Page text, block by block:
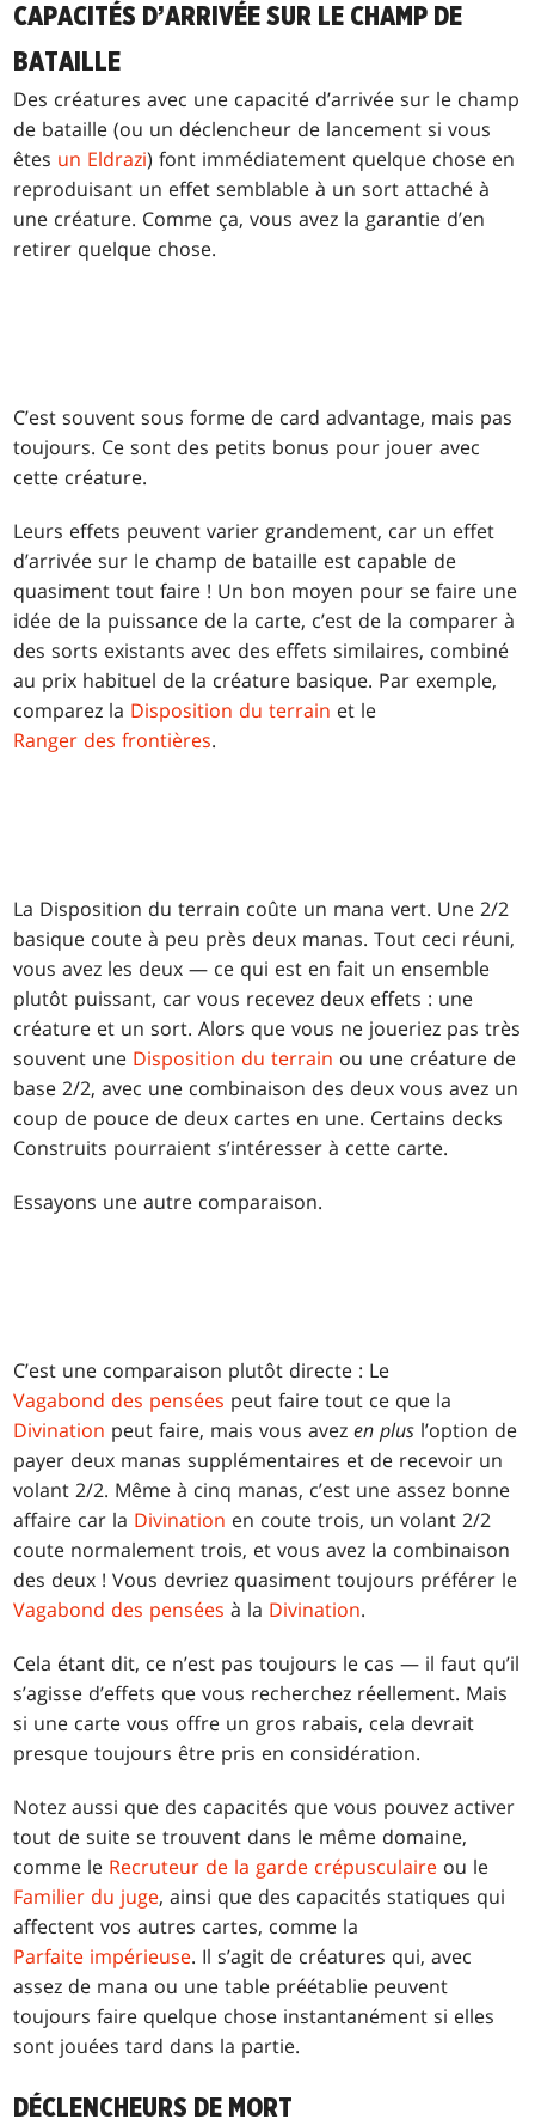
CAPACITÉS D’ARRIVÉE SUR LE CHAMP DE
BATAILLE
Des créatures avec une capacité d’arrivée sur le champ
de bataille (ou un déclencheur de lancement si vous
êtes un Eldrazi) font immédiatement quelque chose en
reproduisant un effet semblable à un sort attaché à
une créature. Comme ça, vous avez la garantie d’en
retirer quelque chose.
C’est souvent sous forme de card advantage, mais pas
toujours. Ce sont des petits bonus pour jouer avec
cette créature.
Leurs effets peuvent varier grandement, car un effet
d’arrivée sur le champ de bataille est capable de
quasiment tout faire ! Un bon moyen pour se faire une
idée de la puissance de la carte, c’est de la comparer à
des sorts existants avec des effets similaires, combiné
au prix habituel de la créature basique. Par exemple,
comparez la Disposition du terrain et le
Ranger des frontières.
La Disposition du terrain coûte un mana vert. Une 2/2
basique coute à peu près deux manas. Tout ceci réuni,
vous avez les deux — ce qui est en fait un ensemble
plutôt puissant, car vous recevez deux effets : une
créature et un sort. Alors que vous ne joueriez pas très
souvent une Disposition du terrain ou une créature de
base 2/2, avec une combinaison des deux vous avez un
coup de pouce de deux cartes en une. Certains decks
Construits pourraient s’intéresser à cette carte.
Essayons une autre comparaison.
C’est une comparaison plutôt directe : Le
Vagabond des pensées peut faire tout ce que la
Divination peut faire, mais vous avezen plus l’option de
payer deux manas supplémentaires et de recevoir un
volant 2/2. Même à cinq manas, c’est une assez bonne
affaire car la Divination en coute trois, un volant 2/2
coute normalement trois, et vous avez la combinaison
des deux ! Vous devriez quasiment toujours préférer le
Vagabond des pensées à la Divination.
Cela étant dit, ce n’est pas toujours le cas — il faut qu’il
s’agisse d’effets que vous recherchez réellement. Mais
si une carte vous offre un gros rabais, cela devrait
presque toujours être pris en considération.
Notez aussi que des capacités que vous pouvez activer
tout de suite se trouvent dans le même domaine,
comme le Recruteur de la garde crépusculaire ou le
Familier du juge, ainsi que des capacités statiques qui
affectent vos autres cartes, comme la
Parfaite impérieuse. Il s’agit de créatures qui, avec
assez de mana ou une table préétablie peuvent
toujours faire quelque chose instantanément si elles
sont jouées tard dans la partie.
DÉCLENCHEURS DE MORT